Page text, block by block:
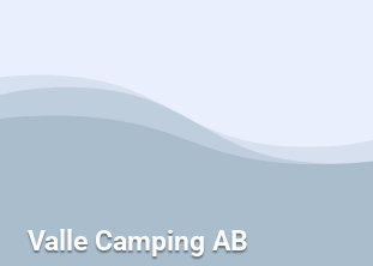
Valle Camping AB